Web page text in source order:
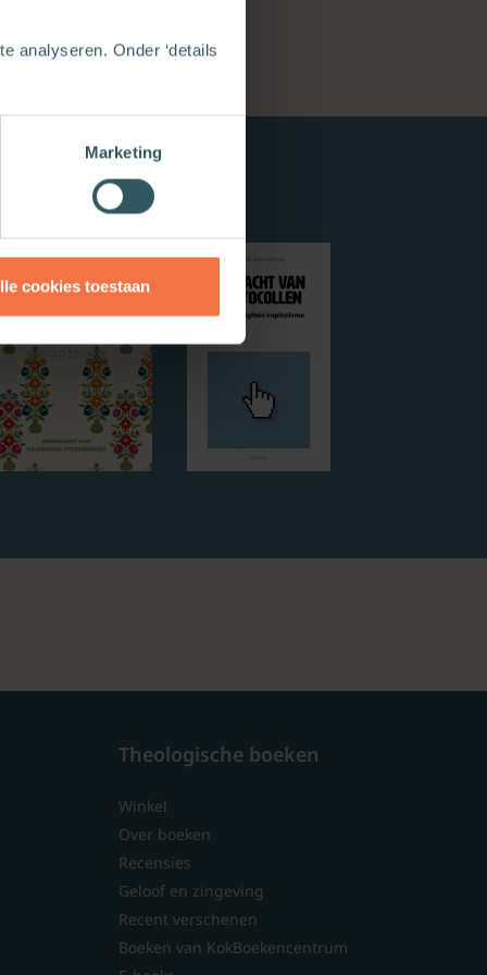
analyseren. Onder ‘details
Marketing
cookies toestaan
Theologische boeken
Winkel
Over boeken
Recensies
Geloof en zingeving
Recent verschenen
Boeken van KokBoekencentrum